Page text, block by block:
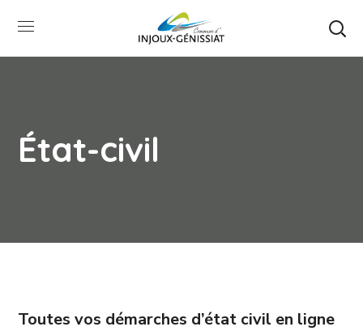
État-civil
Toutes vos démarches d’état civil en ligne